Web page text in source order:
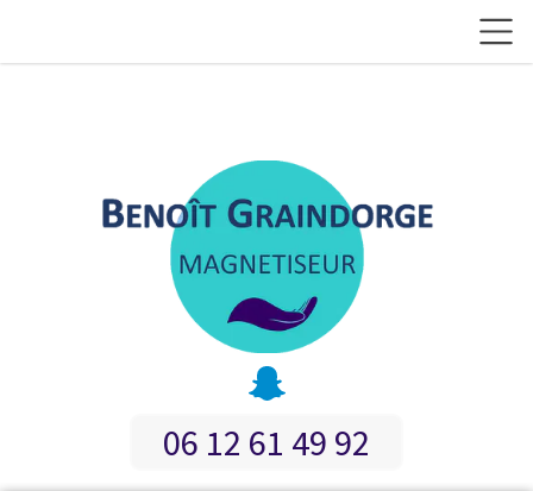
06 12 61 49 92